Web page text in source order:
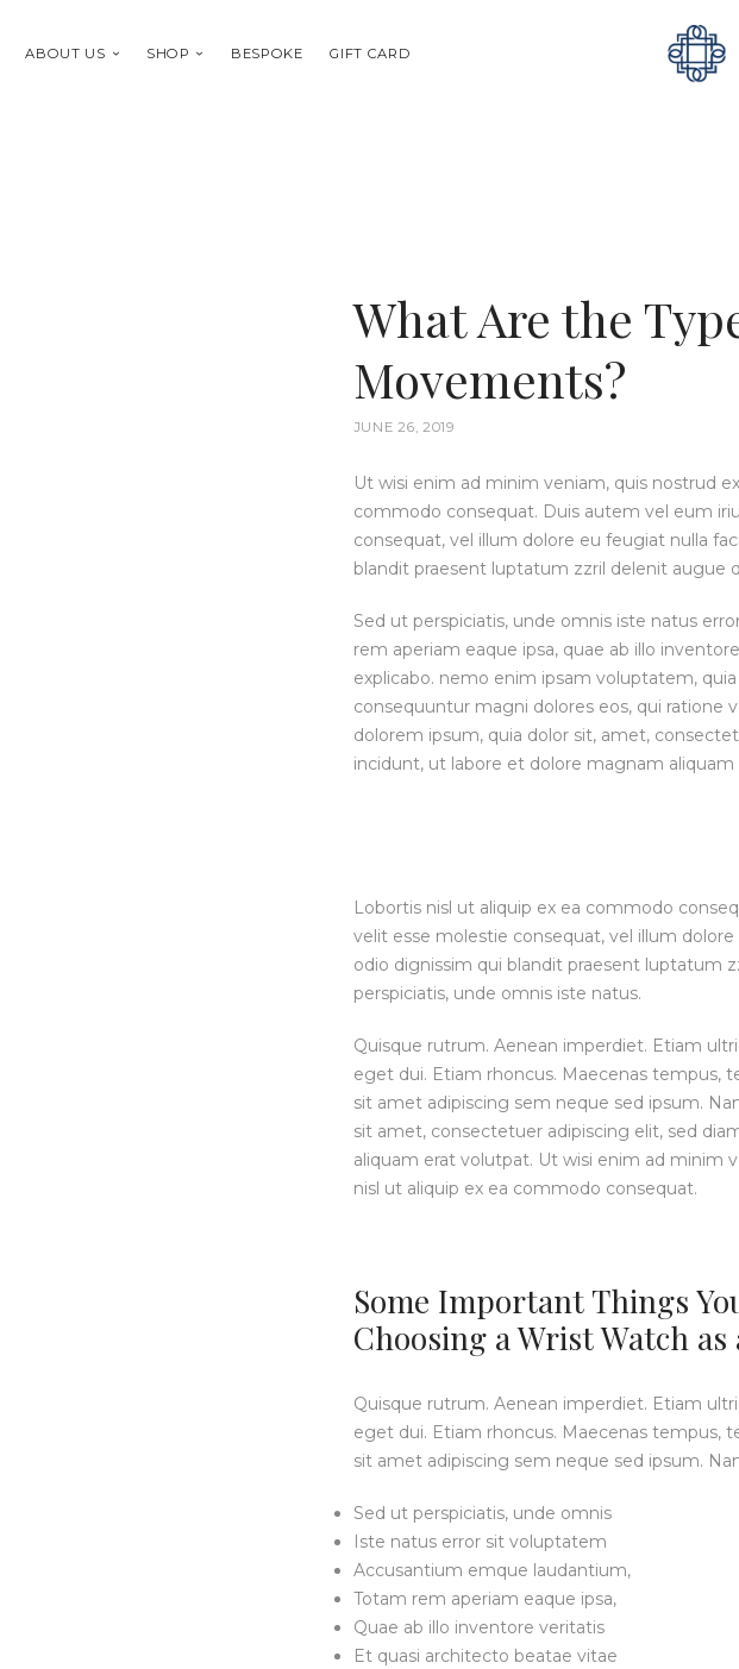
ABOUT US SHOP BESPOKE GIFT CARD
What Are the
Movements?
JUNE 26, 2019
Ut wisi enim ad minim veniam, quis nostrud
commodo consequat. Duis autem vel eum
consequat, vel illum dolore eu feugiat nulla
blandit praesent luptatum zzril delenit augue
Sed ut perspiciatis, unde omnis iste natus
rem aperiam eaque ipsa, quae ab illo
explicabo. nemo enim ipsam voluptatem,
consequuntur magni dolores eos, qui ratione
dolorem ipsum, quia dolor sit, amet,
incidunt, ut labore et dolore magnam
Lobortis nisl ut aliquip ex ea commodo
velit esse molestie consequat, vel illum
odio dignissim qui blandit praesent luptatum
perspiciatis, unde omnis iste natus.
Quisque rutrum. Aenean imperdiet. Etiam
eget dui. Etiam rhoncus. Maecenas tempus,
sit amet adipiscing sem neque sed ipsum.
sit amet, consectetuer adipiscing elit, sed
aliquam erat volutpat. Ut wisi enim ad minim
nisl ut aliquip ex ea commodo consequat.
Some Important Things
Choosing a Wrist Watch as
Quisque rutrum. Aenean imperdiet. Etiam
eget dui. Etiam rhoncus. Maecenas tempus,
sit amet adipiscing sem neque sed ipsum.
Sed ut perspiciatis, unde omnis
Iste natus error sit voluptatem
Accusantium emque laudantium,
Totam rem aperiam eaque ipsa,
Quae ab illo inventore veritatis
Et quasi architecto beatae vitae